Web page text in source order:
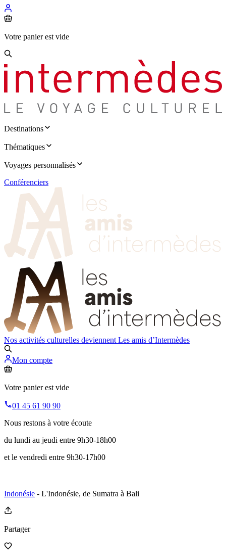
Votre panier est vide
Destinations
Thématiques
Voyages personnalisés
Conférenciers
Nos activités culturelles deviennent Les amis d’Intermèdes
Mon compte
Votre panier est vide
01 45 61 90 90
Nous restons à votre écoute
du lundi au jeudi entre 9h30-18h00
et le vendredi entre 9h30-17h00
Indonésie - L'Indonésie, de Sumatra à Bali
Partager